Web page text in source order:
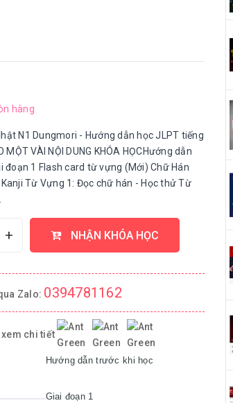
hàng
N1 Dungmori - Hướng dẫn học JLPT tiếng
VÀI NỘI DUNG KHÓA HỌCHướng dẫn
đoạn 1 Flash card từ vựng (Mới) Chữ Hán
Từ Vựng 1: Đọc chữ hán - Học thử Từ
+ NHẬN KHÓA HỌC
Zalo: 0394781162
chi tiết
Hướng dẫn trước khi học
Giai đoạn 1